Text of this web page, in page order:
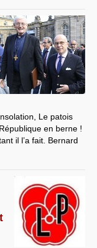
Le patois
en berne !
il l’a fait. Bernard